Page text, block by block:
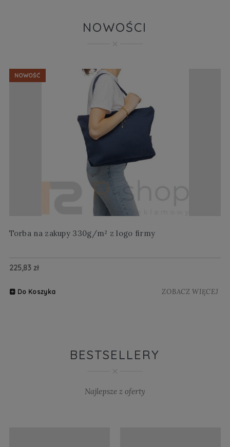
NOWOŚCI
Torba na zakupy 330g/m² z logo firmy
225,83 zł
Do Koszyka ZOBACZ WIĘCEJ
NOWOŚĆ
BESTSELLERY
Najlepsze z oferty